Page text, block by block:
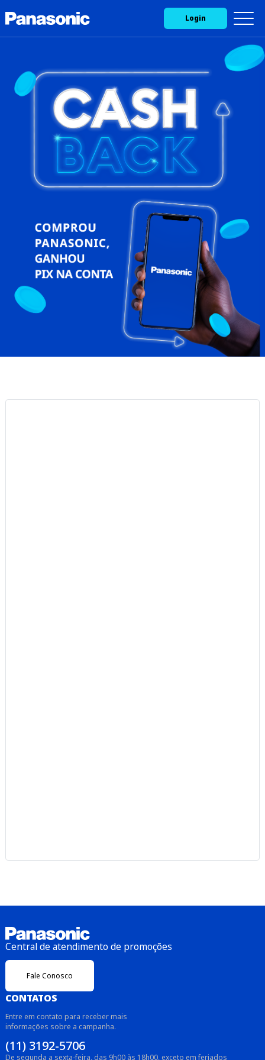
Login
Central de atendimento de promoções
Fale Conosco
CONTATOS
Entre em contato para receber mais
informações sobre a campanha.
(11) 3192-5706
De segunda a sexta-feira, das 9h00 às 18h00, exceto em feriados